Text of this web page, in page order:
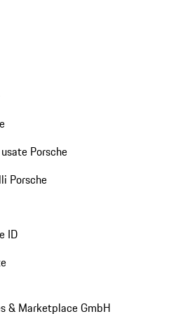
Porsche
Porsche
ID
& Marketplace GmbH